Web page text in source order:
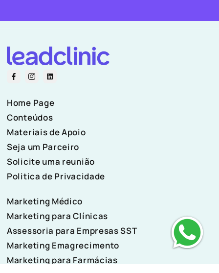
Home Page
Conteúdos
Materiais de Apoio
Seja um Parceiro
Solicite uma reunião
Politica de Privacidade
Marketing Médico
Marketing para Clínicas
Assessoria para Empresas SST
Marketing Emagrecimento
Marketing para Farmácias